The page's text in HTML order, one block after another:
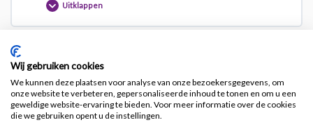
Uitklappen
LGBTI+-vriendelijk beleid
3 Onderwerpen
Uitklappen
Wij gebruiken cookies
We kunnen deze plaatsen voor analyse van onze bezoekersgegevens, om
onze website te verbeteren, gepersonaliseerde inhoud te tonen en om u een
geweldige website-ervaring te bieden. Voor meer informatie over de cookies
die we gebruiken opent u de instellingen.